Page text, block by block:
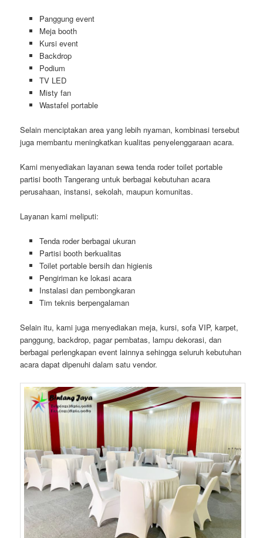
Panggung event
Meja booth
Kursi event
Backdrop
Podium
TV LED
Misty fan
Wastafel portable
Selain menciptakan area yang lebih nyaman, kombinasi tersebut
juga membantu meningkatkan kualitas penyelenggaraan acara.
Kami menyediakan layanan sewa tenda roder toilet portable
partisi booth Tangerang untuk berbagai kebutuhan acara
perusahaan, instansi, sekolah, maupun komunitas.
Layanan kami meliputi:
Tenda roder berbagai ukuran
Partisi booth berkualitas
Toilet portable bersih dan higienis
Pengiriman ke lokasi acara
Instalasi dan pembongkaran
Tim teknis berpengalaman
Selain itu, kami juga menyediakan meja, kursi, sofa VIP, karpet,
panggung, backdrop, pagar pembatas, lampu dekorasi, dan
berbagai perlengkapan event lainnya sehingga seluruh kebutuhan
acara dapat dipenuhi dalam satu vendor.